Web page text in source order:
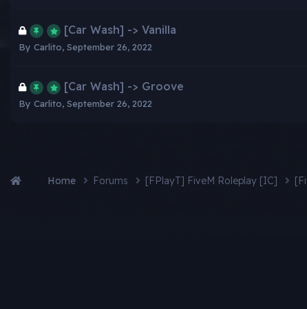
[Car Wash] -> Vanilla
By Carlito, September 26, 2022
[Car Wash] -> Groove
By Carlito, September 26, 2022
Home Forums [FPlayT] FiveM Roleplay [IC]